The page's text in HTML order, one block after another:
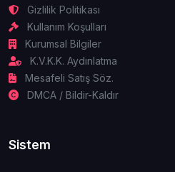
Gizlilik Politikası
Kullanım Koşulları
Kurumsal Bilgiler
K.V.K.K. Aydınlatma
Mesafeli Satış Söz.
DMCA / Bildir-Kaldır
Sistem